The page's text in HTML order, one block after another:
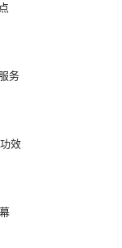
务
效